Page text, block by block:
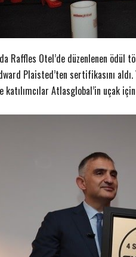
Raffles Otel’de düzenlenen ödül
Plaisted’ten sertifikasını
katılımcılar Atlasglobal’in uçak